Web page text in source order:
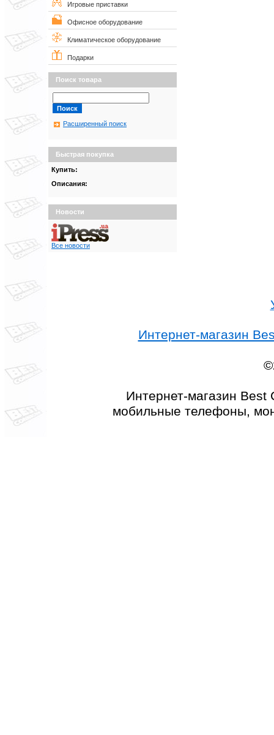
Игровые приставки
Офисное оборудование
Климатическое оборудование
Подарки
Поиск товара
Расширенный поиск
Быстрая покупка
Купить:
Описания:
Новости
Все новости
Интернет-магазин
Интернет-магазин Best
мобильные телефоны,